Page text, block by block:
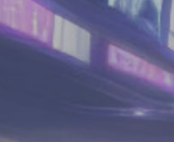
0
95
留言板
摄影图册
紫云PE_CD